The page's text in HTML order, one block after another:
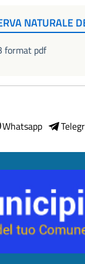
NATURALE
format pdf
Whatsapp